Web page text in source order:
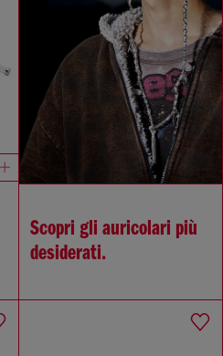
Scopri gli auricolari più
desiderati.